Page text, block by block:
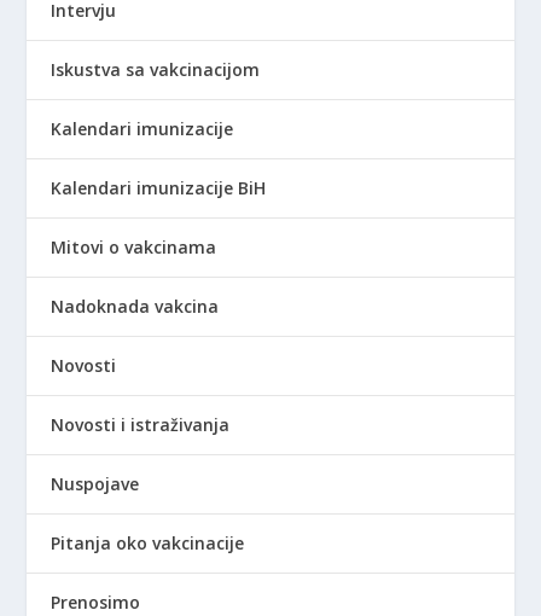
Intervju
Iskustva sa vakcinacijom
Kalendari imunizacije
Kalendari imunizacije BiH
Mitovi o vakcinama
Nadoknada vakcina
Novosti
Novosti i istraživanja
Nuspojave
Pitanja oko vakcinacije
Prenosimo